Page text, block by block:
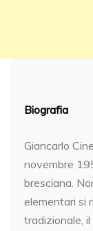
Biografia
Giancarlo
novembre
bresciana.
elementari si
tradizionale,